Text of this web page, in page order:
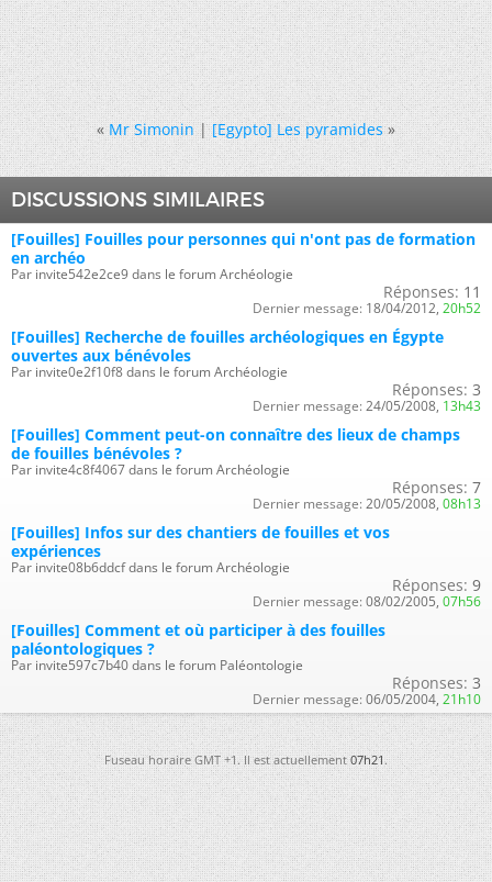
« Mr Simonin|[Egypto] Les pyramides »
DISCUSSIONS SIMILAIRES
[Fouilles] Fouilles pour personnes qui n'ont pas de formation
en archéo
Par invite542e2ce9 dans le forum Archéologie
Réponses: 11
Dernier message: 18/04/2012, 20h52
[Fouilles] Recherche de fouilles archéologiques en Égypte
ouvertes aux bénévoles
Par invite0e2f10f8 dans le forum Archéologie
Réponses: 3
Dernier message: 24/05/2008, 13h43
[Fouilles] Comment peut-on connaître des lieux de champs
de fouilles bénévoles ?
Par invite4c8f4067 dans le forum Archéologie
Réponses: 7
Dernier message: 20/05/2008, 08h13
[Fouilles] Infos sur des chantiers de fouilles et vos
expériences
Par invite08b6ddcf dans le forum Archéologie
Réponses: 9
Dernier message: 08/02/2005, 07h56
[Fouilles] Comment et où participer à des fouilles
paléontologiques ?
Par invite597c7b40 dans le forum Paléontologie
Réponses: 3
Dernier message: 06/05/2004, 21h10
Fuseau horaire GMT +1. Il est actuellement07h21.